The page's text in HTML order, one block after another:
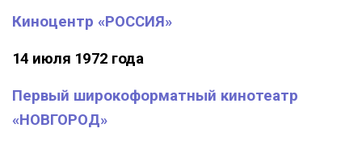
Киноцентр «РОССИЯ»
14 июля 1972 года
Первый широкоформатный кинотеатр
«НОВГОРОД»